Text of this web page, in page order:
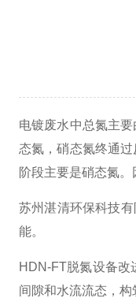
电镀废水中总氮主
态氮，硝态氮终通
阶段主要是硝态氮
苏州湛清环保科技
能。
HDN-FT脱氮设备改
间隙和水流流态，